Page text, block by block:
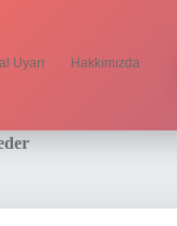
Uyarı Hakkımızda